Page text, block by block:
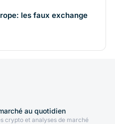
les faux exchange
au quotidien
crypto et analyses de marché